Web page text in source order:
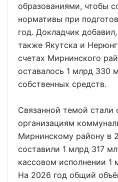
образованиями, чтобы
нормативы при
год. Докладчик
также Якутска и
счетах Мирнинского
оставалось 1 млрд 330
собственных средств.
Связанной темой стали
организациям
Мирнинскому району в
составили 1 млрд 317
кассовом исполнении 1
На 2026 год общий